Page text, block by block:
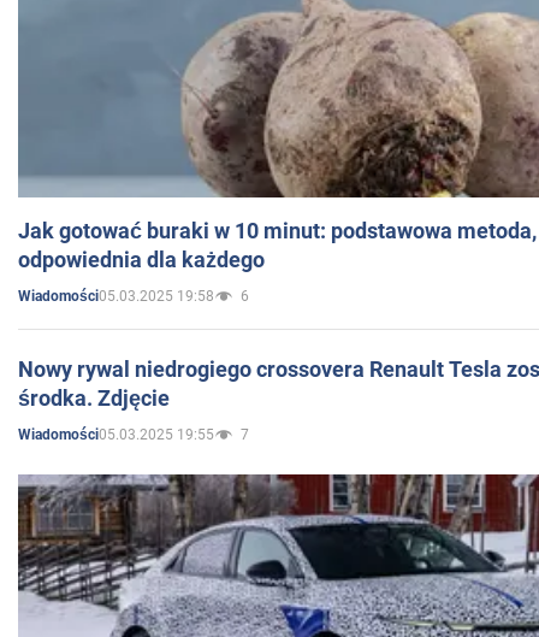
Jak gotować buraki w 10 minut: podstawowa
odpowiednia dla każdego
Wiadomości05.03.2025 19:58 6
Nowy rywal niedrogiego crossovera Renault Tesla
środka. Zdjęcie
Wiadomości05.03.2025 19:55 7